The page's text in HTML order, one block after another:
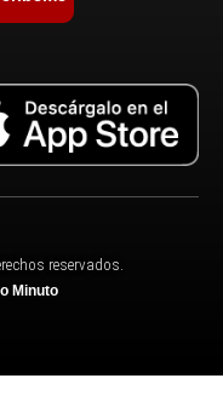
reservados.
Minuto